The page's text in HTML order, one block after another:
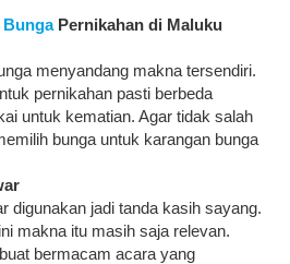
BungaPernikahan di Maluku
menyandang makna tersendiri.
pernikahan pasti berbeda
untuk kematian. Agar tidak salah
bunga untuk karangan bunga
digunakan jadi tanda kasih sayang.
makna itu masih saja relevan.
bermacam acara yang